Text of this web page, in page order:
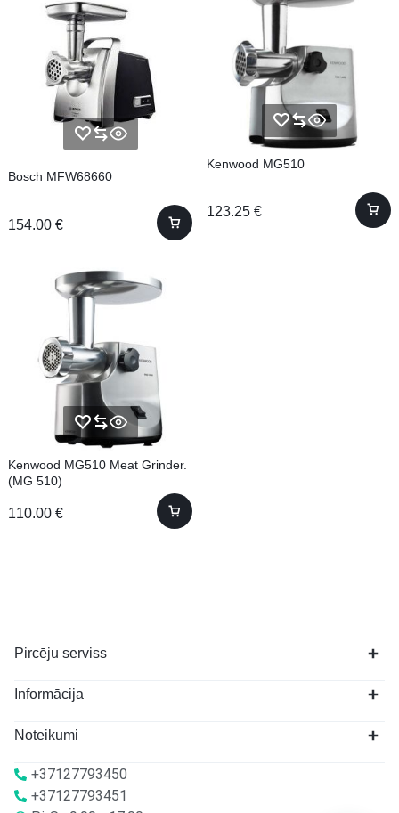
Bosch MFW68660
154.00 €
Kenwood MG510
123.25 €
Kenwood MG510 Meat Grinder.
(MG 510)
110.00 €
Pircēju serviss
Informācija
Noteikumi
+37127793450
+37127793451